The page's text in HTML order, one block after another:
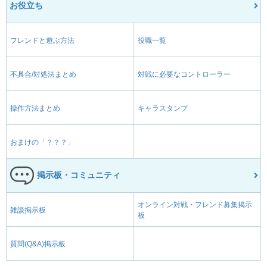
お役立ち
フレンドと遊ぶ方法 役職一覧
不具合/対処法まとめ 対戦に必要なコントローラー
操作方法まとめ キャラスタンプ
おまけの「？？？」
掲示板・コミュニティ
雑談掲示板
オンライン対戦・フレンド募集掲示
板
質問(Q&A)掲示板